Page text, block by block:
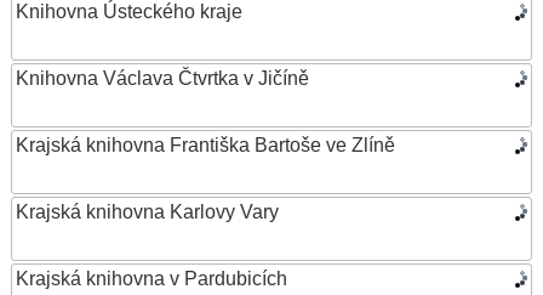
Knihovna Ústeckého kraje
Knihovna Václava Čtvrtka v Jičíně
Krajská knihovna Františka Bartoše ve Zlíně
Krajská knihovna Karlovy Vary
Krajská knihovna v Pardubicích